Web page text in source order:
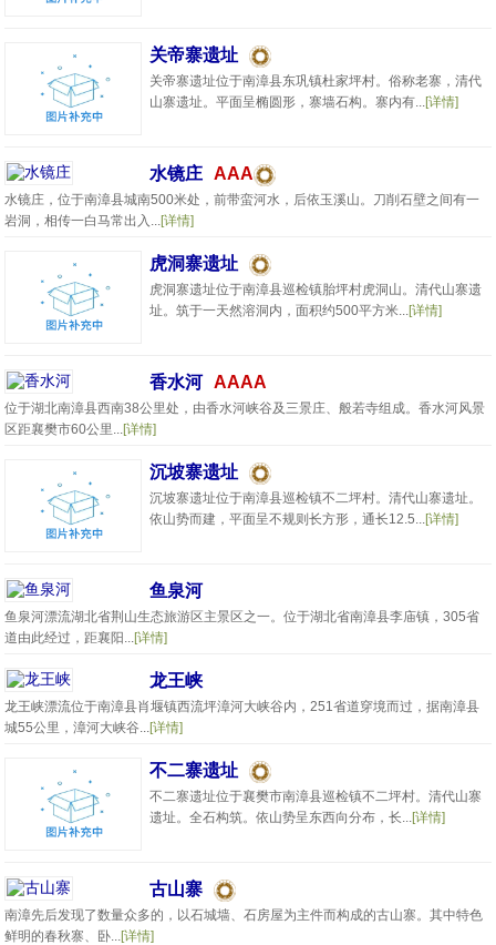
关帝寨遗址
关帝寨遗址位于南漳县东巩镇杜家坪村。俗称老寨，清代
山寨遗址。平面呈椭圆形，寨墙石构。寨内有...[详情]
水镜庄 AAA
水镜庄，位于南漳县城南500米处，前带蛮河水，后依玉溪山。刀削石壁之间有一
岩洞，相传一白马常出入...[详情]
虎洞寨遗址
虎洞寨遗址位于南漳县巡检镇胎坪村虎洞山。清代山寨遗
址。筑于一天然溶洞内，面积约500平方米...[详情]
香水河 AAAA
位于湖北南漳县西南38公里处，由香水河峡谷及三景庄、般若寺组成。香水河风景
区距襄樊市60公里...[详情]
沉坡寨遗址
沉坡寨遗址位于南漳县巡检镇不二坪村。清代山寨遗址。
依山势而建，平面呈不规则长方形，通长12.5...[详情]
鱼泉河
鱼泉河漂流湖北省荆山生态旅游区主景区之一。位于湖北省南漳县李庙镇，305省
道由此经过，距襄阳...[详情]
龙王峡
龙王峡漂流位于南漳县肖堰镇西流坪漳河大峡谷内，251省道穿境而过，据南漳县
城55公里，漳河大峡谷...[详情]
不二寨遗址
不二寨遗址位于襄樊市南漳县巡检镇不二坪村。清代山寨
遗址。全石构筑。依山势呈东西向分布，长...[详情]
古山寨
南漳先后发现了数量众多的，以石城墙、石房屋为主件而构成的古山寨。其中特色
鲜明的春秋寨、卧...[详情]